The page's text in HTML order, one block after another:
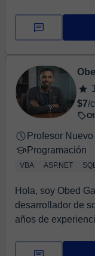
$7/
Profesor Nuevo
Programación
VBA ASP.NET
Hola, soy Obed
desarrollador de
años de